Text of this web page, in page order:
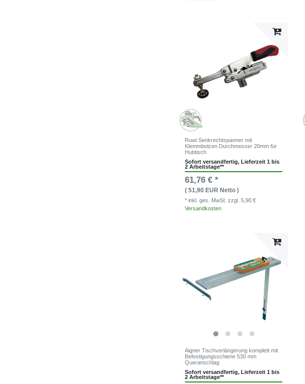
Ruwi Senkrechtspanner mit
Klemmbolzen Durchmesser 20mm für
Hubtisch
Sofort versandfertig, Lieferzeit 1 bis
2 Arbeitstage**
61,76 € *
( 51,90 EUR Netto )
* inkl. ges. MwSt.zzgl. 5,90 €
Versandkosten
Aigner Tischverlängerung komplett mit
Befestigungsschiene 530 mm
Queranschlag
Sofort versandfertig, Lieferzeit 1 bis
2 Arbeitstage**